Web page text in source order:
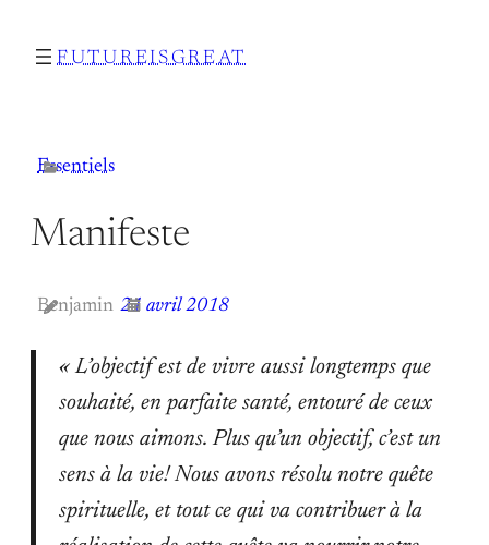
FUTUREISGREAT
Essentiels
Manifeste
Benjamin 21 avril 2018
« L’objectif est de vivre aussi longtemps que
souhaité, en parfaite santé, entouré de ceux
que nous aimons. Plus qu’un objectif, c’est un
sens à la vie! Nous avons résolu notre quête
spirituelle, et tout ce qui va contribuer à la